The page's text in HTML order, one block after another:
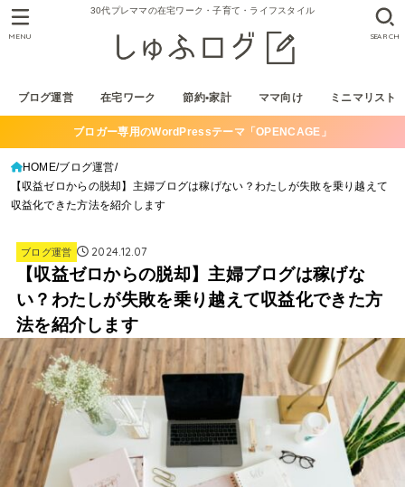
30代プレママの在宅ワーク・子育て・ライフスタイル
ブログ運営 在宅ワーク 節約•家計 ママ向け ミニマリスト
SEARCH
MENU
ブロガー専用のWordPressテーマ「OPENCAGE」
HOME ブログ運営
【収益ゼロからの脱却】主婦ブログは稼げない？わたしが失敗を乗り越えて
収益化できた方法を紹介します
ブログ運営 2024.12.07
【収益ゼロからの脱却】主婦ブログは稼げな
い？わたしが失敗を乗り越えて収益化できた方
法を紹介します